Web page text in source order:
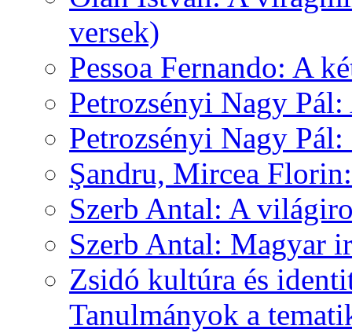
versek)
Pessoa Fernando: A
Petrozsényi Nagy
Petrozsényi Nagy
Şandru, Mircea
Szerb Antal: A
Szerb Antal: Magyar
Zsidó kultúra és
Tanulmányok a